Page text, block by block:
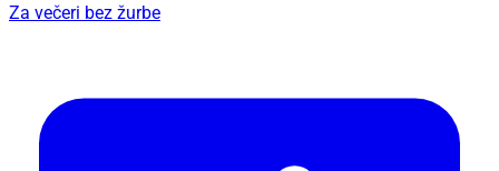
Za večeri bez žurbe